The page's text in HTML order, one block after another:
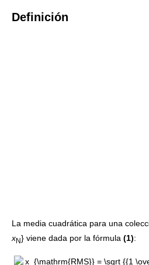
Definición
La media cuadrática para una
xN} viene dada por la fórmula (1):